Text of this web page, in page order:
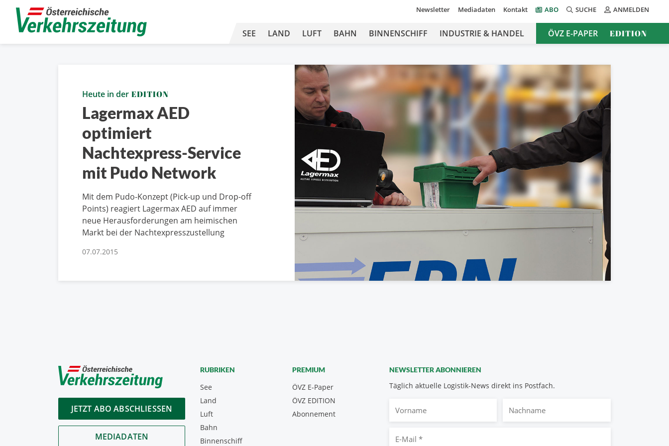
Newsletter Mediadaten Kontakt ABO SUCHE ANMELDEN
SEE LAND LUFT BAHN BINNENSCHIFF INDUSTRIE & HANDEL ÖVZ E-PAPER EDITION
Heute in der EDITION
Lagermax AED
optimiert
Nachtexpress-Service
mit Pudo Network
Mit dem Pudo-Konzept (Pick-up und Drop-off
Points) reagiert Lagermax AED auf immer
neue Herausforderungen am heimischen
Markt bei der Nachtexpresszustellung
07.07.2015
JETZT ABO ABSCHLIESSEN
MEDIADATEN
NEWSLETTER ABONNIEREN
Täglich aktuelle Logistik-News direkt ins Postfach.
RUBRIKEN
See
Land
Luft
Bahn
Binnenschiff
PREMIUM
ÖVZ E-Paper
Abonnement
ÖVZ EDITION